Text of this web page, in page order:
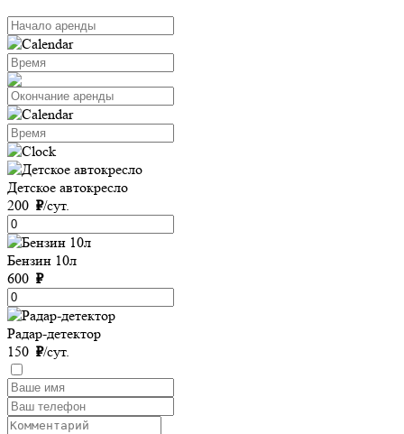
Детское автокресло
200 ₽/сут.
Бензин 10л
600 ₽
Радар-детектор
150 ₽/сут.